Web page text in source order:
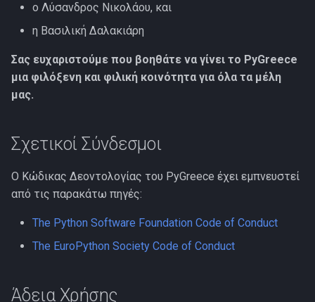
ο Λύσανδρος Νικολάου, και
η Βασιλική Δαλακιάρη
Σας ευχαριστούμε που βοηθάτε να γίνει το PyGreece
μια φιλόξενη και φιλική κοινότητα για όλα τα μέλη
μας.
Σχετικοί Σύνδεσμοι
Ο Κώδικας Δεοντολογίας του PyGreece έχει εμπνευστεί
από τις παρακάτω πηγές:
The Python Software Foundation Code of Conduct
The EuroPython Society Code of Conduct
Άδεια Χρήσης